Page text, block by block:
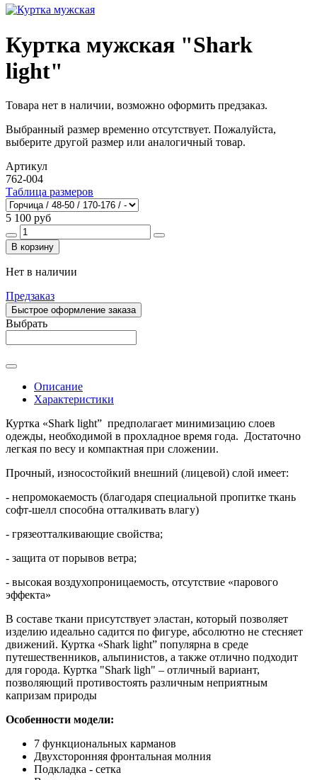
Куртка мужская "Shark
light"
Товара нет в наличии, возможно оформить предзаказ.
Выбранный размер временно отсутствует. Пожалуйста,
выберите другой размер или аналогичный товар.
Артикул
762-004
Таблица размеров
5 100 руб
В корзину
Нет в наличии
Предзаказ
Быстрое оформление заказа
Выбрать
Описание
Характеристики
Куртка «Shark light” предполагает минимизацию слоев
одежды, необходимой в прохладное время года. Достаточно
легкая по весу и компактная при сложении.
Прочный, износостойкий внешний (лицевой) слой имеет:
- непромокаемость (благодаря специальной пропитке ткань
софт-шелл способна отталкивать влагу)
- грязеотталкивающие свойства;
- защита от порывов ветра;
- высокая воздухопроницаемость, отсутствие «парового
эффекта»
В составе ткани присутствует эластан, который позволяет
изделию идеально садится по фигуре, абсолютно не стесняет
движений. Куртка «Shark light” популярна в среде
путешественников, альпинистов, а также отлично подходит
для города. Куртка "Shark ligh" – отличный вариант,
позволяющий противостоять различным неприятным
капризам природы
Особенности модели:
7 функциональных карманов
Двухсторонняя фронтальная молния
Подкладка - сетка